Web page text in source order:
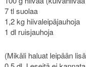
7 tl suolaa
1,2 kg hiivaleipäjauhoja
1 dl ruisjauhoja
(Mikäli haluat leipään